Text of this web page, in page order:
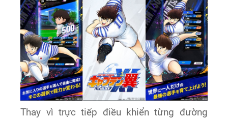
Thay vì trực tiếp điều khiển từng đường